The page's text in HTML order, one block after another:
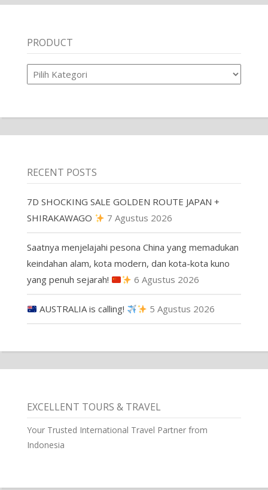
PRODUCT
Product
RECENT POSTS
7D SHOCKING SALE GOLDEN ROUTE JAPAN +
SHIRAKAWAGO
7 Agustus 2026
Saatnya menjelajahi pesona China yang memadukan
keindahan alam, kota modern, dan kota-kota kuno
yang penuh sejarah!
6 Agustus 2026
AUSTRALIA is calling! 5 Agustus 2026
EXCELLENT TOURS & TRAVEL
Your Trusted International Travel Partner from
Indonesia